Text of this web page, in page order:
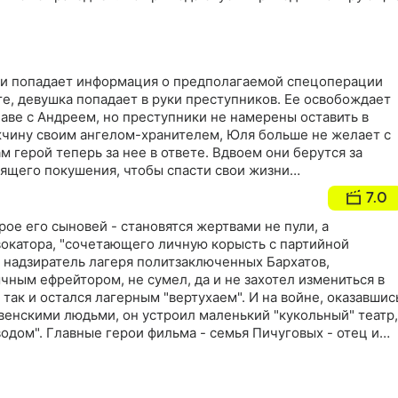
попадает информация о предполагаемой спецоперации
девушка попадает в руки преступников. Ее освобождает
с Андреем, но преступники не намерены оставить в
своим ангелом-хранителем, Юля больше не желает с
герой теперь за нее в ответе. Вдвоем они берутся за
покушения, чтобы спасти свои жизни…
7.0
его сыновей - становятся жертвами не пули, а
"сочетающего личную корысть с партийной
лагеря политзаключенных Бархатов,
ефрейтором, не сумел, да и не захотел измениться в
и остался лагерным "вертухаем". И на войне,
людьми, он устроил маленький "кукольный" театр,
Главные герои фильма - семья Пичуговых - отец и